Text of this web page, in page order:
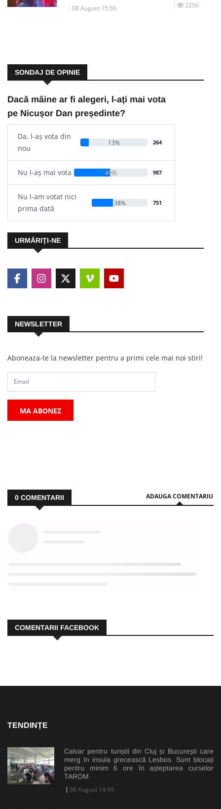
08 August 15:56 2256
SONDAJ DE OPINIE
Dacă mâine ar fi alegeri, l-ați mai vota
pe Nicușor Dan președinte?
Da, l-aș vota din
nou
13% 264
Nu l-aș mai vota 49% 987
Nu l-am votat nici
prima dată
38% 751
URMĂRIŢI-NE
NEWSLETTER
Aboneaza-te la newsletter pentru a primi cele mai noi stiri!
MA ABONEZ
0 COMENTARII ADAUGA COMENTARIU
COMENTARII FACEBOOK
TENDINȚE
Calvar pentru turiștii din Cluj și București care
merg în insula grecească Lesbos. Sunt blocați
pentru minim 6 ore în așteptarea curselor
TAROM
08 August 14:49